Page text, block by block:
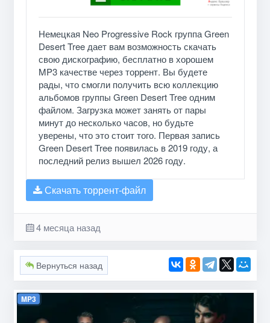
Немецкая Neo Progressive Rock группа Green
Desert Tree дает вам возможность скачать
свою дискографию, бесплатно в хорошем
MP3 качестве через торрент. Вы будете
рады, что смогли получить всю коллекцию
альбомов группы Green Desert Tree одним
файлом. Загрузка может занять от пары
минут до несколько часов, но будьте
уверены, что это стоит того. Первая запись
Green Desert Tree появилась в 2019 году, а
последний релиз вышел 2026 году.
Скачать торрент-файл
4 месяца назад
Вернуться назад
MP3